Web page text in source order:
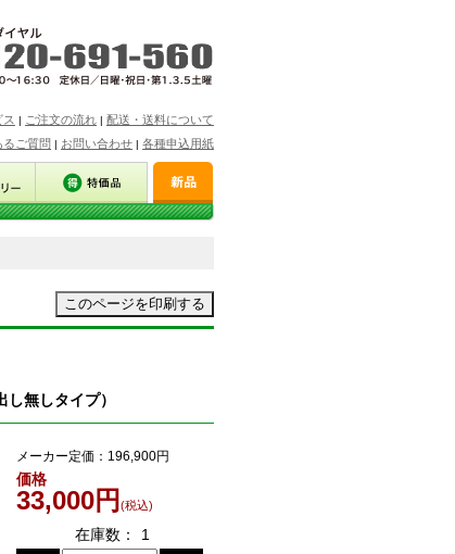
| ご注文の流れ | 配送・送料について
るご質問 | お問い合わせ | 各種申込用紙
無しタイプ）
メーカー定価： 196,900円
価格
33,000円 (税込)
在庫数： 1